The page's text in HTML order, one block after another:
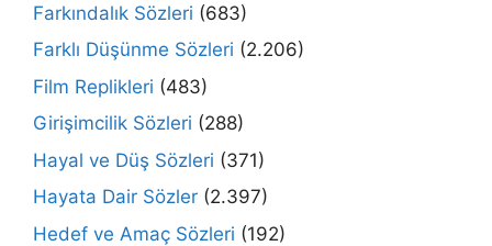
Farkındalık Sözleri (683)
Farklı Düşünme Sözleri (2.206)
Film Replikleri (483)
Girişimcilik Sözleri (288)
Hayal ve Düş Sözleri (371)
Hayata Dair Sözler (2.397)
Hedef ve Amaç Sözleri (192)